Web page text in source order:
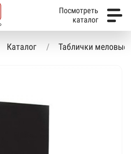
Посмотреть
каталог
Каталог Таблички меловые